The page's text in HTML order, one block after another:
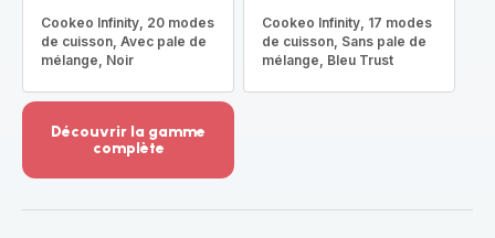
Cookeo Infinity, 20 modes
de cuisson, Avec pale de
mélange, Noir
Cookeo Infinity, 17 modes
de cuisson, Sans pale de
mélange, Bleu Trust
Découvrir la gamme
complète
-